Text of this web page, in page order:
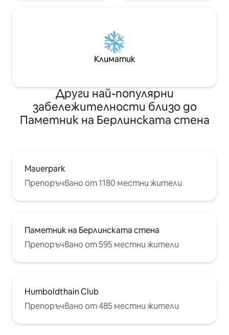
Климатик
Други най-популярни
забележителности близо до
Паметник на Берлинската стена
Mauerpark
Препоръчвано от 1180 местни жители
Паметник на Берлинската стена
Препоръчвано от 595 местни жители
Humboldthain Club
Препоръчвано от 485 местни жители